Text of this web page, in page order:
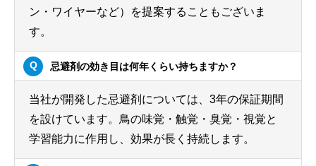
ン・ワイヤーなど）を提案することもございま
す。
忌避剤の効き目は何年くらい持ちますか？
当社が開発した忌避剤については、3年の保証期間
を設けています。鳥の味覚・触覚・臭覚・視覚と
学習能力に作用し、効果が長く持続します。